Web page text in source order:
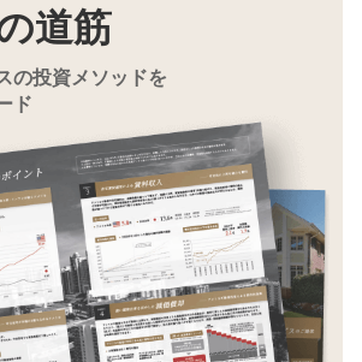
道筋
の投資メソッドを
ド